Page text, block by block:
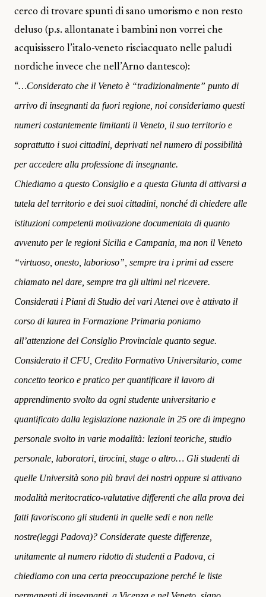
cerco di trovare spunti di sano umorismo e non resto
deluso (p.s. allontanate i bambini non vorrei che
acquisissero l’italo-veneto risciacquato nelle paludi
nordiche invece che nell’Arno dantesco):
“…Considerato che il Veneto è “tradizionalmente” punto di
arrivo di insegnanti da fuori regione, noi consideriamo questi
numeri costantemente limitanti il Veneto, il suo territorio e
soprattutto i suoi cittadini, deprivati nel numero di possibilità
per accedere alla professione di insegnante.
Chiediamo a questo Consiglio e a questa Giunta di attivarsi a
tutela del territorio e dei suoi cittadini, nonché di chiedere alle
istituzioni competenti motivazione documentata di quanto
avvenuto per le regioni Sicilia e Campania, ma non il Veneto
“virtuoso, onesto, laborioso”, sempre tra i primi ad essere
chiamato nel dare, sempre tra gli ultimi nel ricevere.
Considerati i Piani di Studio dei vari Atenei ove è attivato il
corso di laurea in Formazione Primaria poniamo
all’attenzione del Consiglio Provinciale quanto segue.
Considerato il CFU, Credito Formativo Universitario, come
concetto teorico e pratico per quantificare il lavoro di
apprendimento svolto da ogni studente universitario e
quantificato dalla legislazione nazionale in 25 ore di impegno
personale svolto in varie modalità: lezioni teoriche, studio
personale, laboratori, tirocini, stage o altro… Gli studenti di
quelle Università sono più bravi dei nostri oppure si attivano
modalità meritocratico-valutative differenti che alla prova dei
fatti favoriscono gli studenti in quelle sedi e non nelle
nostre(leggi Padova)? Considerate queste differenze,
unitamente al numero ridotto di studenti a Padova, ci
chiediamo con una certa preoccupazione perché le liste